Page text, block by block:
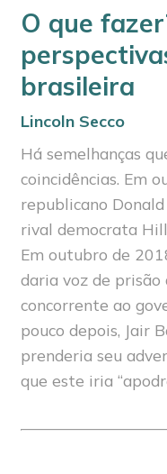
O que
brasileira
Lincoln Secco
Há semelhanças
coincidências. Em
republicano
rival democrata
Em outubro de
daria voz de prisão
concorrente ao
pouco depois, Jair
prenderia seu
que este iria